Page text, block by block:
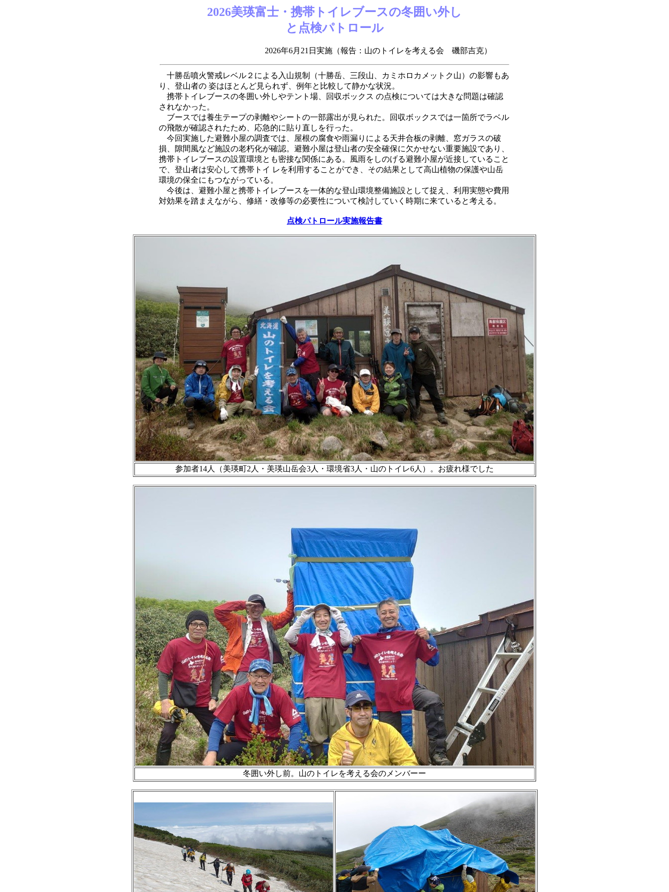
2026美瑛富士・携帯トイレブースの冬囲い外し
と点検パトロール
2026年6月21日実施（報告：山のトイレを考える会 磯部吉克）
十勝岳噴火警戒レベル２による入山規制（十勝岳、三段山、カミホロカメットク山）の影響もあ
り、登山者の 姿はほとんど見られず、例年と比較して静かな状況。
携帯トイレブースの冬囲い外しやテント場、回収ボックス の点検については大きな問題は確認
されなかった。
ブースでは養生テープの剥離やシートの一部露出が見られた。回収ボックスでは一箇所でラベル
の飛散が確認されたため、応急的に貼り直しを行った。
今回実施した避難小屋の調査では、屋根の腐食や雨漏りによる天井合板の剥離、窓ガラスの破
損、隙間風など施設の老朽化が確認。避難小屋は登山者の安全確保に欠かせない重要施設であり、
携帯トイレブースの設置環境とも密接な関係にある。風雨をしのげる避難小屋が近接していること
で、登山者は安心して携帯トイ レを利用することができ、その結果として高山植物の保護や山岳
環境の保全にもつながっている。
今後は、避難小屋と携帯トイレブースを一体的な登山環境整備施設として捉え、利用実態や費用
対効果を踏まえながら、修繕・改修等の必要性について検討していく時期に来ていると考える。
点検パトロール実施報告書
参加者14人（美瑛町2人・美瑛山岳会3人・環境省3人・山のトイレ6人）。お疲れ様でした
冬囲い外し前。山のトイレを考える会のメンバーー